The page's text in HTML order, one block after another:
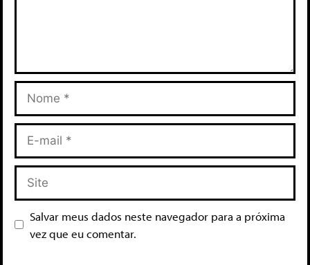
Salvar meus dados neste navegador para a próxima
vez que eu comentar.